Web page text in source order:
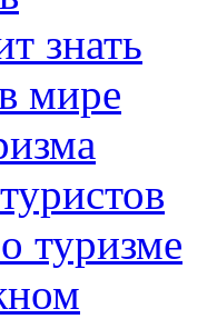
знать
мире
туризме